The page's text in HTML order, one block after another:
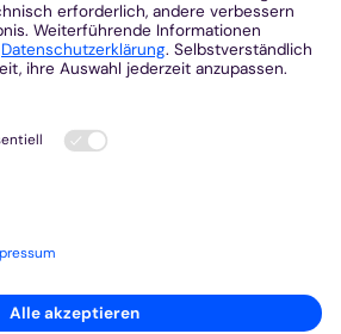
Schule.“
Clara-Fey-Schule werden
und Schüler von 75